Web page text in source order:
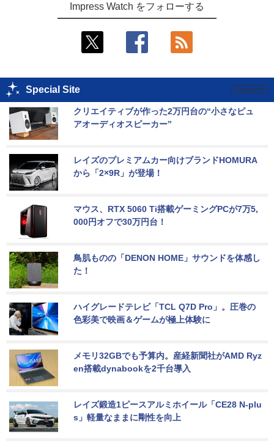
Impress Watch をフォローする
Special Site
クリエイティブが作った2万円台の“小さなピュ
アオーディオスピーカー”
レイズのプレミアムカー向けブランドHOMURA
から「2×9R」が登場！
マウス、RTX 5060 Ti搭載ゲーミングPCが7万5,
000円オフで30万円台！
鳥肌ものの「DENON HOME」サウンドを体感し
た！
ハイグレードテレビ「TCL Q7D Pro」。圧巻の
色彩美で映画＆ゲームが極上体験に
メモリ32GBでも予算内。産経新聞社がAMD Ryz
en搭載dynabookを2千台導入
レイズ鍛造1ピースアルミホイール「CE28 N-plu
s」軽量なままに剛性を向上